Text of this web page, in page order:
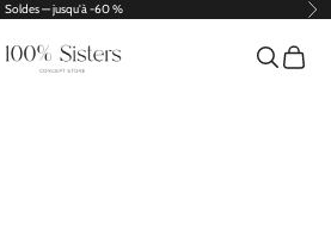
Soldes — jusqu'à -60 %
100% Sisters Recherche
Panier